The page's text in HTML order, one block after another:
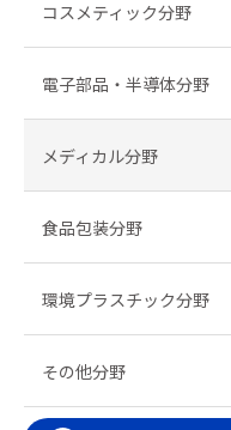
コスメティック分野
電子部品・半導体分野
メディカル分野
食品包装分野
環境プラスチック分野
その他分野